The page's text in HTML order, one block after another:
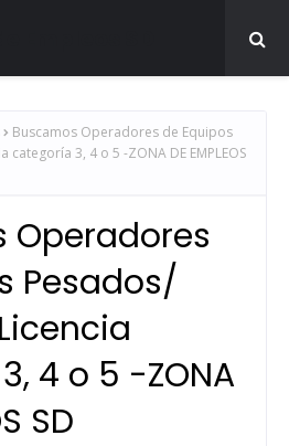
Buscamos Operadores de Equipos
3, 4 o 5 -ZONA DE EMPLEOS
Operadores
Pesados/
4 o 5 -ZONA
SD